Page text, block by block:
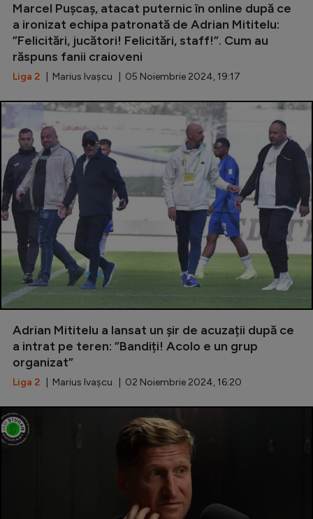
Marcel Pușcaș, atacat puternic în online după ce
a ironizat echipa patronată de Adrian Mititelu:
”Felicitări, jucători! Felicitări, staff!”. Cum au
răspuns fanii craioveni
Liga 2 | Marius Ivașcu | 05 Noiembrie 2024, 19:17
Adrian Mititelu a lansat un șir de acuzații după ce
a intrat pe teren: ”Bandiți! Acolo e un grup
organizat”
Liga 2 | Marius Ivașcu | 02 Noiembrie 2024, 16:20